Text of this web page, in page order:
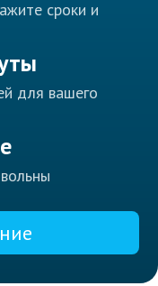
сроки и
для вашего